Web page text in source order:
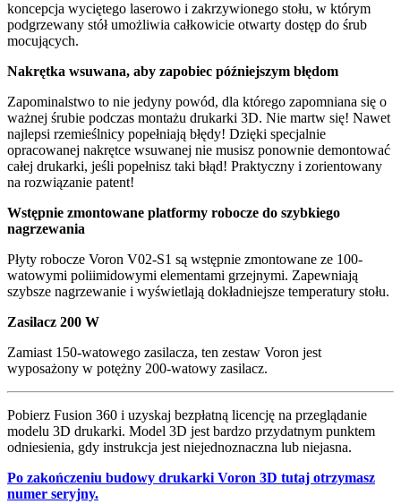
koncepcja wyciętego laserowo i zakrzywionego stołu, w którym
podgrzewany stół umożliwia całkowicie otwarty dostęp do śrub
mocujących.
Nakrętka wsuwana, aby zapobiec późniejszym błędom
Zapominalstwo to nie jedyny powód, dla którego zapomniana się o
ważnej śrubie podczas montażu drukarki 3D. Nie martw się! Nawet
najlepsi rzemieślnicy popełniają błędy! Dzięki specjalnie
opracowanej nakrętce wsuwanej nie musisz ponownie demontować
całej drukarki, jeśli popełnisz taki błąd! Praktyczny i zorientowany
na rozwiązanie patent!
Wstępnie zmontowane platformy robocze do szybkiego
nagrzewania
Płyty robocze Voron V02-S1 są wstępnie zmontowane ze 100-
watowymi poliimidowymi elementami grzejnymi. Zapewniają
szybsze nagrzewanie i wyświetlają dokładniejsze temperatury stołu.
Zasilacz 200 W
Zamiast 150-watowego zasilacza, ten zestaw Voron jest
wyposażony w potężny 200-watowy zasilacz.
Pobierz Fusion 360 i uzyskaj bezpłatną licencję na przeglądanie
modelu 3D drukarki. Model 3D jest bardzo przydatnym punktem
odniesienia, gdy instrukcja jest niejednoznaczna lub niejasna.
Po zakończeniu budowy drukarki Voron 3D tutaj otrzymasz
numer seryjny.